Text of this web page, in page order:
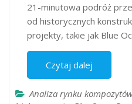
21-minutowa podróż
od historycznych
projekty, takie jak Blue
Czytaj dalej
Analiza rynku